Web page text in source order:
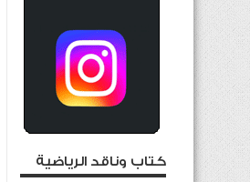
كتاب وناقد الرياضية